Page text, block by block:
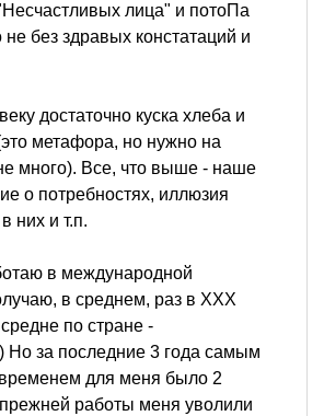
лица" и потоПа
без здравых констатаций и
достаточно куска хлеба и
метафора, но нужно на
много). Все, что выше - наше
о потребностях, иллюзия
них и т.п.
в международной
в среднем, раз в ХХХ
по стране -
) Но за последние 3 года самым
для меня было 2
прежней работы меня уволили